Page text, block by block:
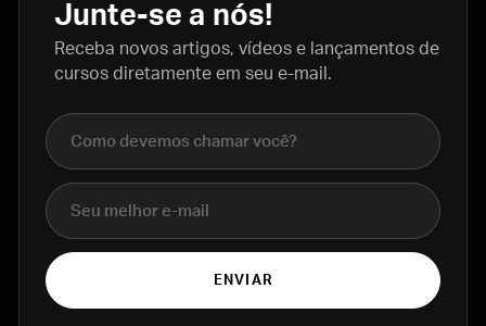
Junte-se a nós!
Receba novos artigos, vídeos e lançamentos de
cursos diretamente em seu e-mail.
Nome completo
E-mail
ENVIAR